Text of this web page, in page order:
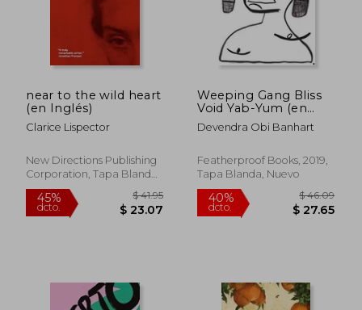
40%
dcto.
40%
dcto.
near to the wild heart
(en Inglés)
Clarice Lispector
New Directions Publishing
Corporation, Tapa Blanda,
Nuevo
Weeping Gang Bliss
Void Yab-Yum (en
Inglés)
Devendra Obi Banhart
Featherproof Books, 2019,
Tapa Blanda, Nuevo